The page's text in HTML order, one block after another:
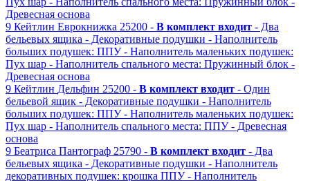
Древесная основа
9 Кейтлин Еврокнижка 25200 - В комплект входит - Два
бельевых ящика - Декоративные подушки - Наполнитель
больших подушек: ППУ - Наполнитель маленьких подушек:
Пух шар - Наполнитель спального места: Пружинный блок -
Древесная основа
9 Кейтлин Дельфин 25200 - В комплект входит - Один
бельевой ящик - Декоративные подушки - Наполнитель
больших подушек: ППУ - Наполнитель маленьких подушек:
Пух шар - Наполнитель спального места: ППУ - Древесная
основа
9 Беатриса Пантограф 25790 - В комплект входит - Два
бельевых ящика - Декоративные подушки - Наполнитель
декоративных подушек: крошка ППУ - Наполнитель